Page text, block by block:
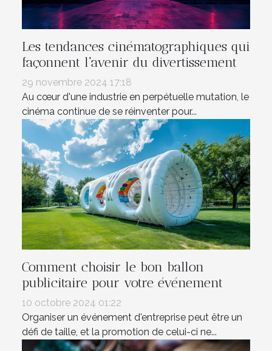
Les tendances cinématographiques qui
façonnent l'avenir du divertissement
29 novembre 2024 17:18
Au cœur d'une industrie en perpétuelle mutation, le
cinéma continue de se réinventer pour...
Comment choisir le bon ballon
publicitaire pour votre événement
10 octobre 2024 01:22
Organiser un événement d'entreprise peut être un
défi de taille, et la promotion de celui-ci ne...